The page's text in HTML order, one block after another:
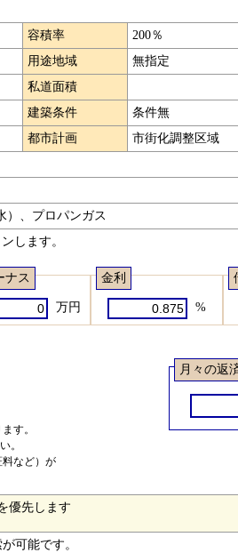
容積率
200％
用途地域
無指定
私道面積
建築条件
条件無
都市計画
市街化調整区域
）、プロパンガス
します。
ナス
万円
金利
%
す。
。
など）が
月々の返
優先します
可能です。